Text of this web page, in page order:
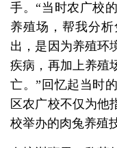
手。“当时农广校
养殖场，帮我分
出，是因为养殖环
疾病，再加上养殖
亡。”回忆起当时
区农广校不仅为他
校举办的肉兔养殖